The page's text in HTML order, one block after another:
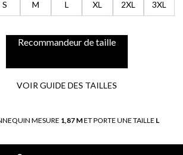
S M L XL 2XL 3XL
Recommandeur de taille
VOIR GUIDE DES TAILLES
MESURE 1,87 MET PORTE UNE TAILLE L